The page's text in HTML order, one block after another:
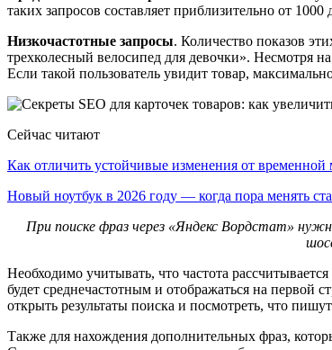
таких запросов составляет приблизительно от 1000
Низкочастотные запросы. Количество показов
трехколесный велосипед для девочки». Несмотря
Если такой пользователь увидит товар,
Сейчас читают
Как отличить устойчивые изменения от
Новый ноутбук в 2026 году — когда пора менять
При поиске фраз через «Яндекс Вордстат»
Необходимо учитывать, что частота
будет среднечастотным и отображаться на первой
открыть результаты поиска и посмотреть, что
Также для нахождения дополнительных фраз,